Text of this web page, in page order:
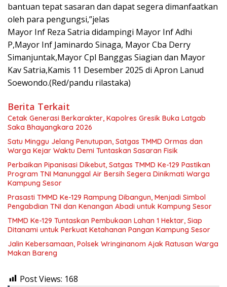
bantuan tepat sasaran dan dapat segera dimanfaatkan
oleh para pengungsi,”jelas
Mayor Inf Reza Satria didampingi Mayor Inf Adhi
P,⁠Mayor Inf Jaminardo Sinaga, ⁠Mayor Cba Derry
Simanjuntak,⁠Mayor Cpl Banggas Siagian dan ⁠Mayor
Kav Satria,Kamis 11 Desember 2025 di Apron Lanud
Soewondo.(Red/pandu rilastaka)
Berita Terkait
Cetak Generasi Berkarakter, Kapolres Gresik Buka Latgab
Saka Bhayangkara 2026
Satu Minggu Jelang Penutupan, Satgas TMMD Ormas dan
Warga Kejar Waktu Demi Tuntaskan Sasaran Fisik
Perbaikan Pipanisasi Dikebut, Satgas TMMD Ke-129 Pastikan
Program TNI Manunggal Air Bersih Segera Dinikmati Warga
Kampung Sesor
Prasasti TMMD Ke-129 Rampung Dibangun, Menjadi Simbol
Pengabdian TNI dan Kenangan Abadi untuk Kampung Sesor
TMMD Ke-129 Tuntaskan Pembukaan Lahan 1 Hektar, Siap
Ditanami untuk Perkuat Ketahanan Pangan Kampung Sesor
Jalin Kebersamaan, Polsek Wringinanom Ajak Ratusan Warga
Makan Bareng
Post Views: 168